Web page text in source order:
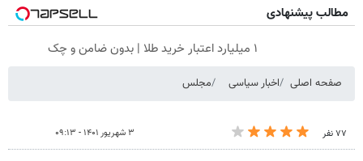
مطالب پیشنهادی
۱ میلیارد اعتبار خرید طلا | بدون ضامن و چک
صفحه اصلی اخبار سیاسی مجلس
۷۷ نفر ۳ شهریور ۱۴۰۱ - ۰۹:۱۳